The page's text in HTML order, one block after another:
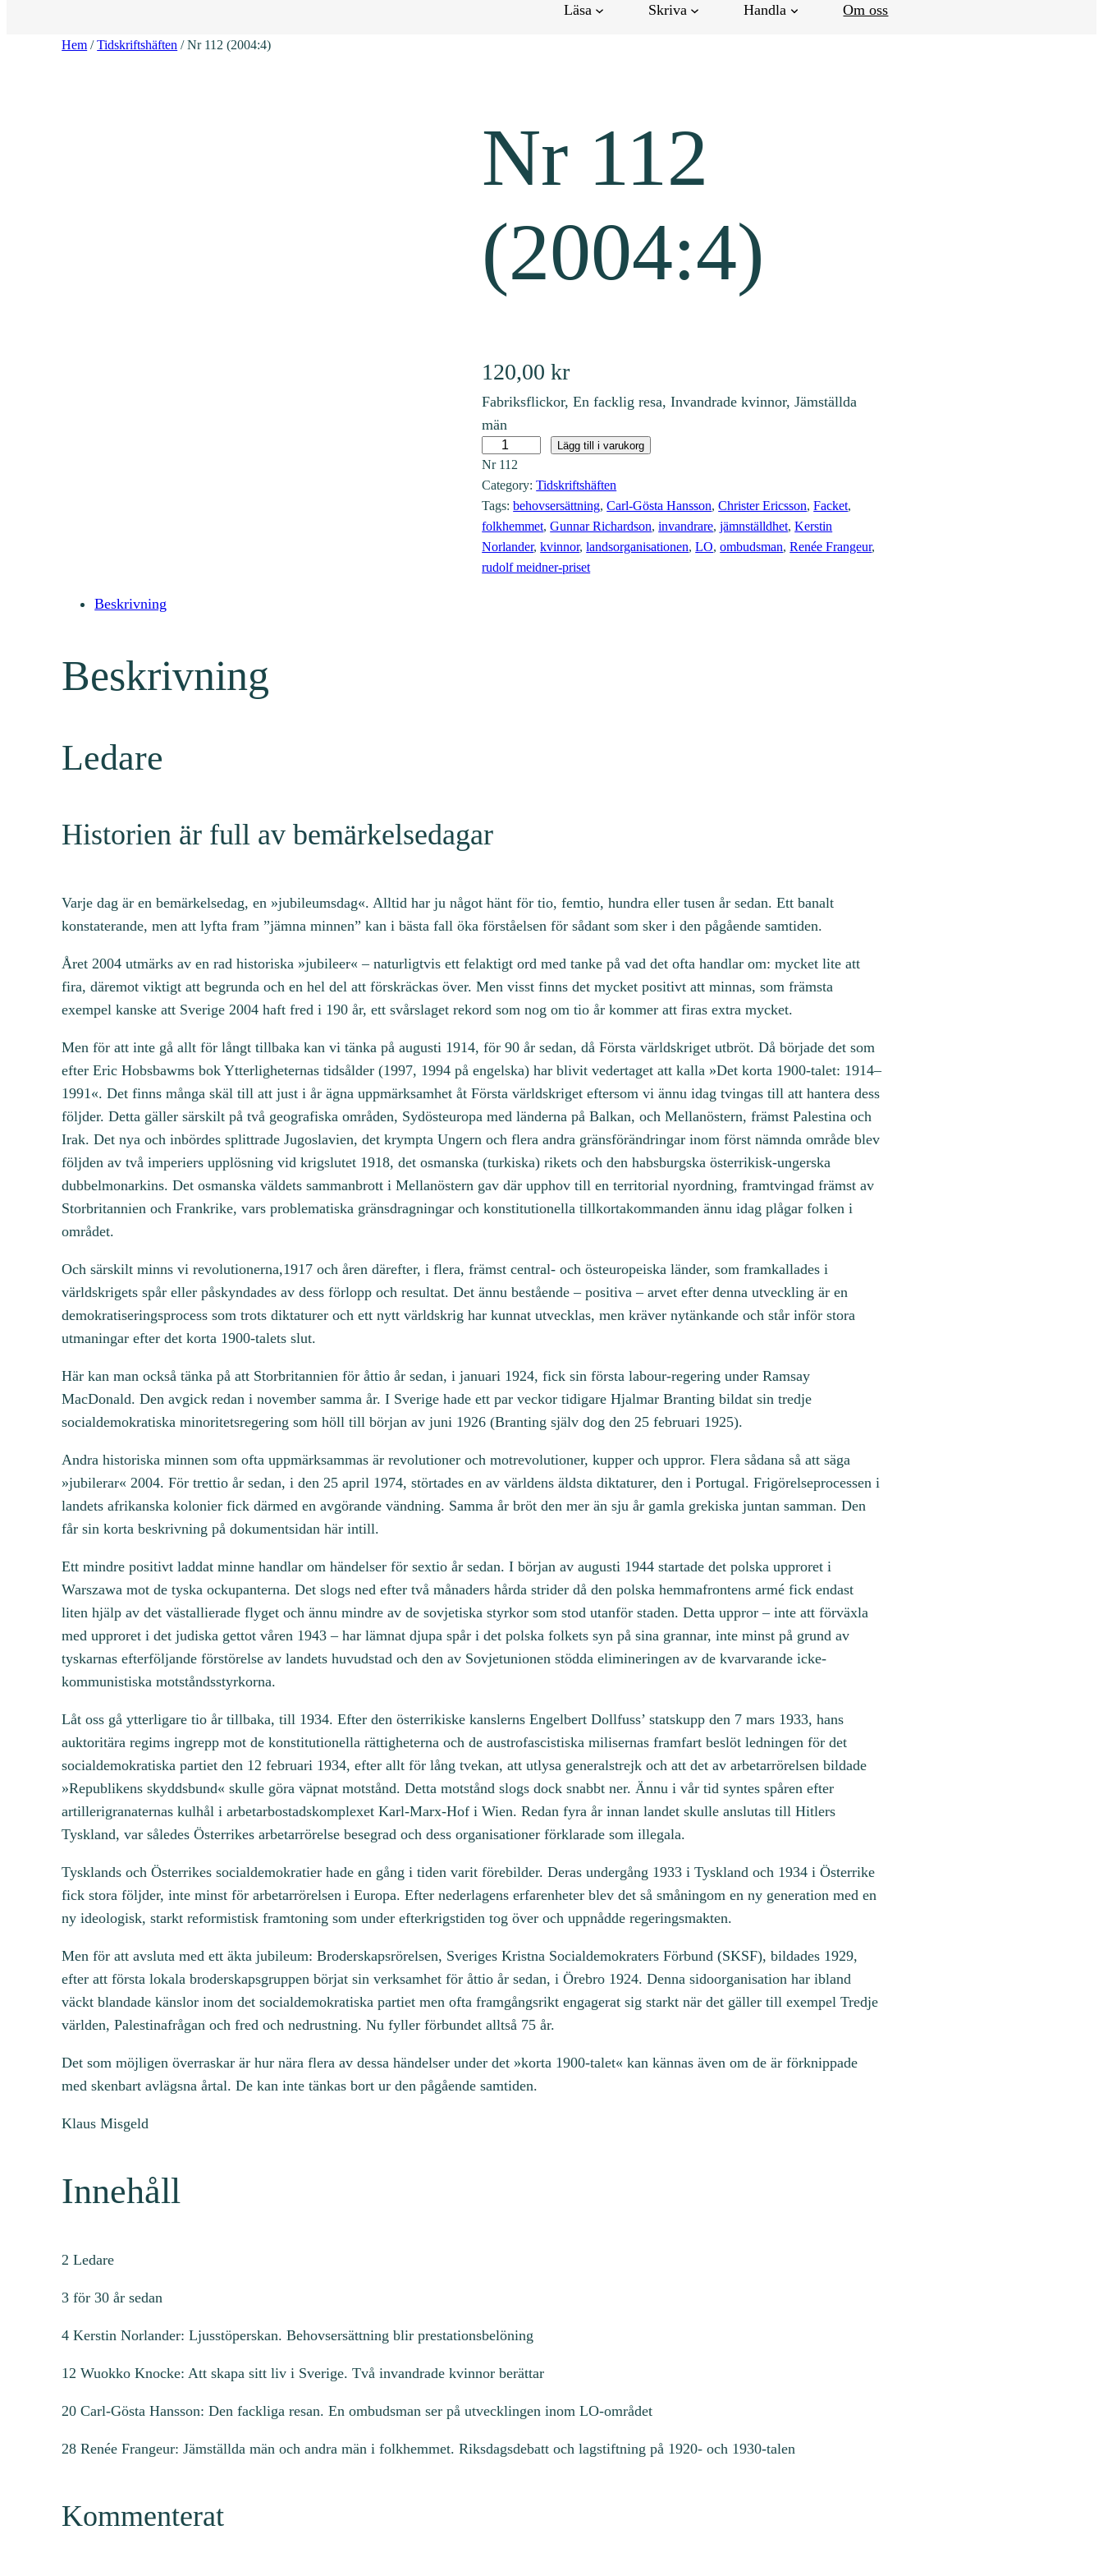
Läsa Skriva Handla Om oss
Hem /Tidskriftshäften / Nr 112 (2004:4)
Nr 112
(2004:4)
120,00kr
Fabriksflickor, En facklig resa, Invandrade kvinnor, Jämställda
män
r
1
2
(
d
Lägg till i varukorg
Nr 112
Category:Tidskriftshäften
Tags:behovsersättning, Carl-Gösta Hansson, Christer Ericsson, Facket
folkhemmet, Gunnar Richardson, invandrare, jämnställdhet, Kerstin
Norlander, kvinnor, landsorganisationen, LO, ombudsman, Renée Frangeur
rudolf meidner-priset
Beskrivning
Beskrivning
Ledare
Historien är full av bemärkelsedagar
Varje dag är en bemärkelsedag, en »jubileumsdag«. Alltid har ju något hänt för tio, femtio, hundra eller tusen år sedan. Ett banalt
konstaterande, men att lyfta fram ”jämna minnen” kan i bästa fall öka förståelsen för sådant som sker i den pågående samtiden.
Året 2004 utmärks av en rad historiska »jubileer« – naturligtvis ett felaktigt ord med tanke på vad det ofta handlar om: mycket lite att
fira, däremot viktigt att begrunda och en hel del att förskräckas över. Men visst finns det mycket positivt att minnas, som främsta
exempel kanske att Sverige 2004 haft fred i 190 år, ett svårslaget rekord som nog om tio år kommer att firas extra mycket.
Men för att inte gå allt för långt tillbaka kan vi tänka på augusti 1914, för 90 år sedan, då Första världskriget utbröt. Då började det som
efter Eric Hobsbawms bok Ytterligheternas tidsålder (1997, 1994 på engelska) har blivit vedertaget att kalla »Det korta 1900-talet: 1914–
1991«. Det finns många skäl till att just i år ägna uppmärksamhet åt Första världskriget eftersom vi ännu idag tvingas till att hantera dess
följder. Detta gäller särskilt på två geografiska områden, Sydösteuropa med länderna på Balkan, och Mellanöstern, främst Palestina och
Irak. Det nya och inbördes splittrade Jugoslavien, det krympta Ungern och flera andra gränsförändringar inom först nämnda område blev
följden av två imperiers upplösning vid krigslutet 1918, det osmanska (turkiska) rikets och den habsburgska österrikisk-ungerska
dubbelmonarkins. Det osmanska väldets sammanbrott i Mellanöstern gav där upphov till en territorial nyordning, framtvingad främst av
Storbritannien och Frankrike, vars problematiska gränsdragningar och konstitutionella tillkortakommanden ännu idag plågar folken i
området.
Och särskilt minns vi revolutionerna,1917 och åren därefter, i flera, främst central- och östeuropeiska länder, som framkallades i
världskrigets spår eller påskyndades av dess förlopp och resultat. Det ännu bestående – positiva – arvet efter denna utveckling är en
demokratiseringsprocess som trots diktaturer och ett nytt världskrig har kunnat utvecklas, men kräver nytänkande och står inför stora
utmaningar efter det korta 1900-talets slut.
Här kan man också tänka på att Storbritannien för åttio år sedan, i januari 1924, fick sin första labour-regering under Ramsay
MacDonald. Den avgick redan i november samma år. I Sverige hade ett par veckor tidigare Hjalmar Branting bildat sin tredje
socialdemokratiska minoritetsregering som höll till början av juni 1926 (Branting själv dog den 25 februari 1925).
Andra historiska minnen som ofta uppmärksammas är revolutioner och motrevolutioner, kupper och uppror. Flera sådana så att säga
»jubilerar« 2004. För trettio år sedan, i den 25 april 1974, störtades en av världens äldsta diktaturer, den i Portugal. Frigörelseprocessen i
landets afrikanska kolonier fick därmed en avgörande vändning. Samma år bröt den mer än sju år gamla grekiska juntan samman. Den
får sin korta beskrivning på dokumentsidan här intill.
Ett mindre positivt laddat minne handlar om händelser för sextio år sedan. I början av augusti 1944 startade det polska upproret i
Warszawa mot de tyska ockupanterna. Det slogs ned efter två månaders hårda strider då den polska hemmafrontens armé fick endast
liten hjälp av det västallierade flyget och ännu mindre av de sovjetiska styrkor som stod utanför staden. Detta uppror – inte att förväxla
med upproret i det judiska gettot våren 1943 – har lämnat djupa spår i det polska folkets syn på sina grannar, inte minst på grund av
tyskarnas efterföljande förstörelse av landets huvudstad och den av Sovjetunionen stödda elimineringen av de kvarvarande icke-
kommunistiska motståndsstyrkorna.
Låt oss gå ytterligare tio år tillbaka, till 1934. Efter den österrikiske kanslerns Engelbert Dollfuss’ statskupp den 7 mars 1933, hans
auktoritära regims ingrepp mot de konstitutionella rättigheterna och de austrofascistiska milisernas framfart beslöt ledningen för det
socialdemokratiska partiet den 12 februari 1934, efter allt för lång tvekan, att utlysa generalstrejk och att det av arbetarrörelsen bildade
»Republikens skyddsbund« skulle göra väpnat motstånd. Detta motstånd slogs dock snabbt ner. Ännu i vår tid syntes spåren efter
artillerigranaternas kulhål i arbetarbostadskomplexet Karl-Marx-Hof i Wien. Redan fyra år innan landet skulle anslutas till Hitlers
Tyskland, var således Österrikes arbetarrörelse besegrad och dess organisationer förklarade som illegala.
Tysklands och Österrikes socialdemokratier hade en gång i tiden varit förebilder. Deras undergång 1933 i Tyskland och 1934 i Österrike
fick stora följder, inte minst för arbetarrörelsen i Europa. Efter nederlagens erfarenheter blev det så småningom en ny generation med en
ny ideologisk, starkt reformistisk framtoning som under efterkrigstiden tog över och uppnådde regeringsmakten.
Men för att avsluta med ett äkta jubileum: Broderskapsrörelsen, Sveriges Kristna Socialdemokraters Förbund (SKSF), bildades 1929,
efter att första lokala broderskapsgruppen börjat sin verksamhet för åttio år sedan, i Örebro 1924. Denna sidoorganisation har ibland
väckt blandade känslor inom det socialdemokratiska partiet men ofta framgångsrikt engagerat sig starkt när det gäller till exempel Tredje
världen, Palestinafrågan och fred och nedrustning. Nu fyller förbundet alltså 75 år.
Det som möjligen överraskar är hur nära flera av dessa händelser under det »korta 1900-talet« kan kännas även om de är förknippade
med skenbart avlägsna årtal. De kan inte tänkas bort ur den pågående samtiden.
Klaus Misgeld
Innehåll
2 Ledare
3 för 30 år sedan
4 Kerstin Norlander: Ljusstöperskan. Behovsersättning blir prestationsbelöning
12 Wuokko Knocke: Att skapa sitt liv i Sverige. Två invandrade kvinnor berättar
20 Carl-Gösta Hansson: Den fackliga resan. En ombudsman ser på utvecklingen inom LO-området
28 Renée Frangeur: Jämställda män och andra män i folkhemmet. Riksdagsdebatt och lagstiftning på 1920- och 1930-talen
Kommenterat